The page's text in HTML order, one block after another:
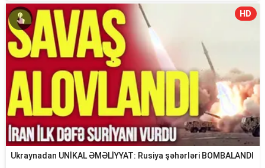
HD
Ukraynadan UNİKAL ƏMƏLİYYAT: Rusiya şəhərləri BOMBALANDI